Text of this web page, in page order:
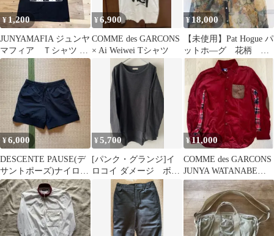
¥ 1,200
JUNYAMAFIA ジュンヤ
マフィア Ｔシャツ 黒
Tシャツ サイズS
¥6,900
COMME des GARCONS
× Ai Weiwei Tシャツ
¥ 18,000
【未使用】Pat Hogue パ
ットホ―グ 花柄 シ
ースルー長袖シャツ
¥6,000
DESCENTE PAUSE(デ
サントポーズ)ナイロン
ショートパンツ
¥5,700
[パンク・グランジ]イ
ロコイ ダメージ ボ
ロ スミ黒 メッシュ合
体 ロンT L
¥11,000
COMME des GARCONS
JUNYA WATANABE
MAN 9aw